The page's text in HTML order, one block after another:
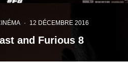
· 12 DÉCEMBRE 2016
and Furious 8